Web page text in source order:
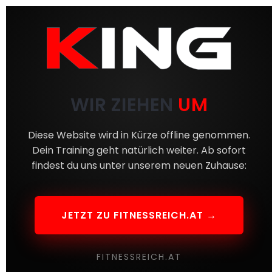
WIR ZIEHEN UM
Diese Website wird in Kürze offline genommen.
Dein Training geht natürlich weiter. Ab sofort
findest du uns unter unserem neuen Zuhause:
JETZT ZU FITNESSREICH.AT →
FITNESSREICH.AT